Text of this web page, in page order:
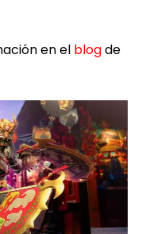
en el blogde